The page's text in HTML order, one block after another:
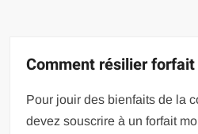
Comment résilier
Pour jouir des bienfaits de la
devez souscrire à un forfait